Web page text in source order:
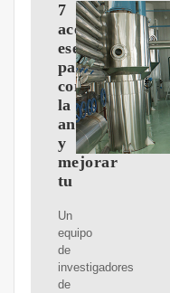
7
aceites
esenciales
para
combatir
la
ansiedad
y
mejorar
tu
Un
equipo
de
investigadores
de